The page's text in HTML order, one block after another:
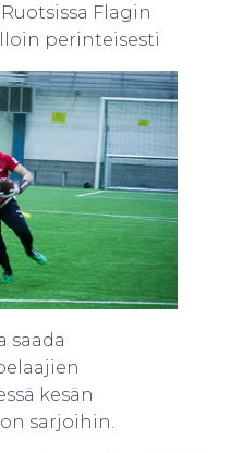
Flagin
perinteisesti
saada
kesän
sarjoihin.